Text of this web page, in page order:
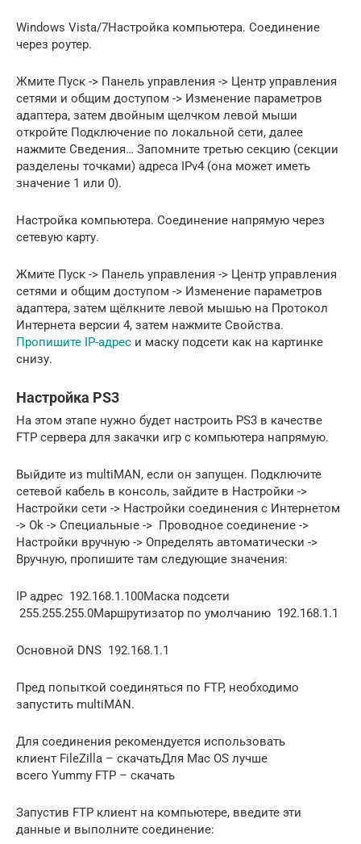
Windows Vista/7Настройка компьютера. Соединение
через роутер.
Жмите Пуск -> Панель управления -> Центр управления
сетями и общим доступом -> Изменение параметров
адаптера, затем двойным щелчком левой мыши
откройте Подключение по локальной сети, далее
нажмите Сведения… Запомните третью секцию (секции
разделены точками) адреса IPv4 (она может иметь
значение 1 или 0).
Настройка компьютера. Соединение напрямую через
сетевую карту.
Жмите Пуск -> Панель управления -> Центр управления
сетями и общим доступом -> Изменение параметров
адаптера, затем щёлкните левой мышью на Протокол
Интернета версии 4, затем нажмите Свойства.
Пропишите IP-адрес и маску подсети как на картинке
снизу.
Настройка PS3
На этом этапе нужно будет настроить PS3 в качестве
FTP сервера для закачки игр с компьютера напрямую.
Выйдите из multiMAN, если он запущен. Подключите
сетевой кабель в консоль, зайдите в Настройки ->
Настройки сети -> Настройки соединения с Интернетом
-> Ok -> Специальные -> Проводное соединение ->
Настройки вручную -> Определять автоматически ->
Вручную, пропишите там следующие значения:
IP адрес 192.168.1.100Маска подсети
255.255.255.0Маршрутизатор по умолчанию 192.168.1.1
Основной DNS 192.168.1.1
Пред попыткой соединяться по FTP, необходимо
запустить multiMAN.
Для соединения рекомендуется использовать
клиент FileZilla – скачатьДля Mac OS лучше
всего Yummy FTP – скачать
Запустив FTP клиент на компьютере, введите эти
данные и выполните соединение: